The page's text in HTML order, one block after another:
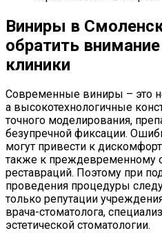
Виниры в
обратить
клиники
Современные виниры – это
а высокотехнологичные
точного моделирования,
безупречной фиксации.
могут привести к
также к преждевременному
реставраций. Поэтому при
проведения процедуры
только репутации
врача-стоматолога,
эстетической стоматологии.